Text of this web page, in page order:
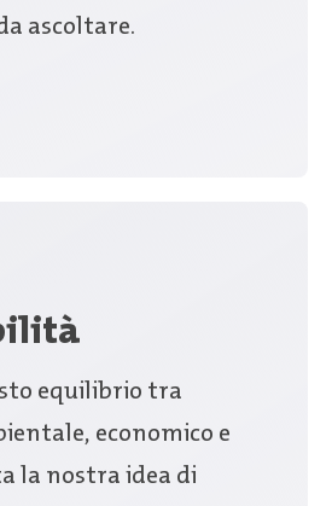
ascoltare.
equilibrio tra
economico e
la nostra idea di